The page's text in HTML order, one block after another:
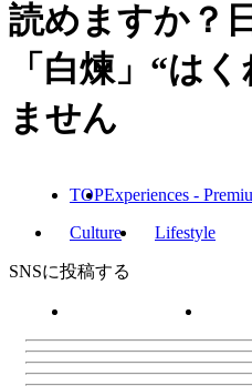
読めますか？
「白煉」“は
ません
TOPExperiences -
Culture
Lifestyle
SNSに投稿する